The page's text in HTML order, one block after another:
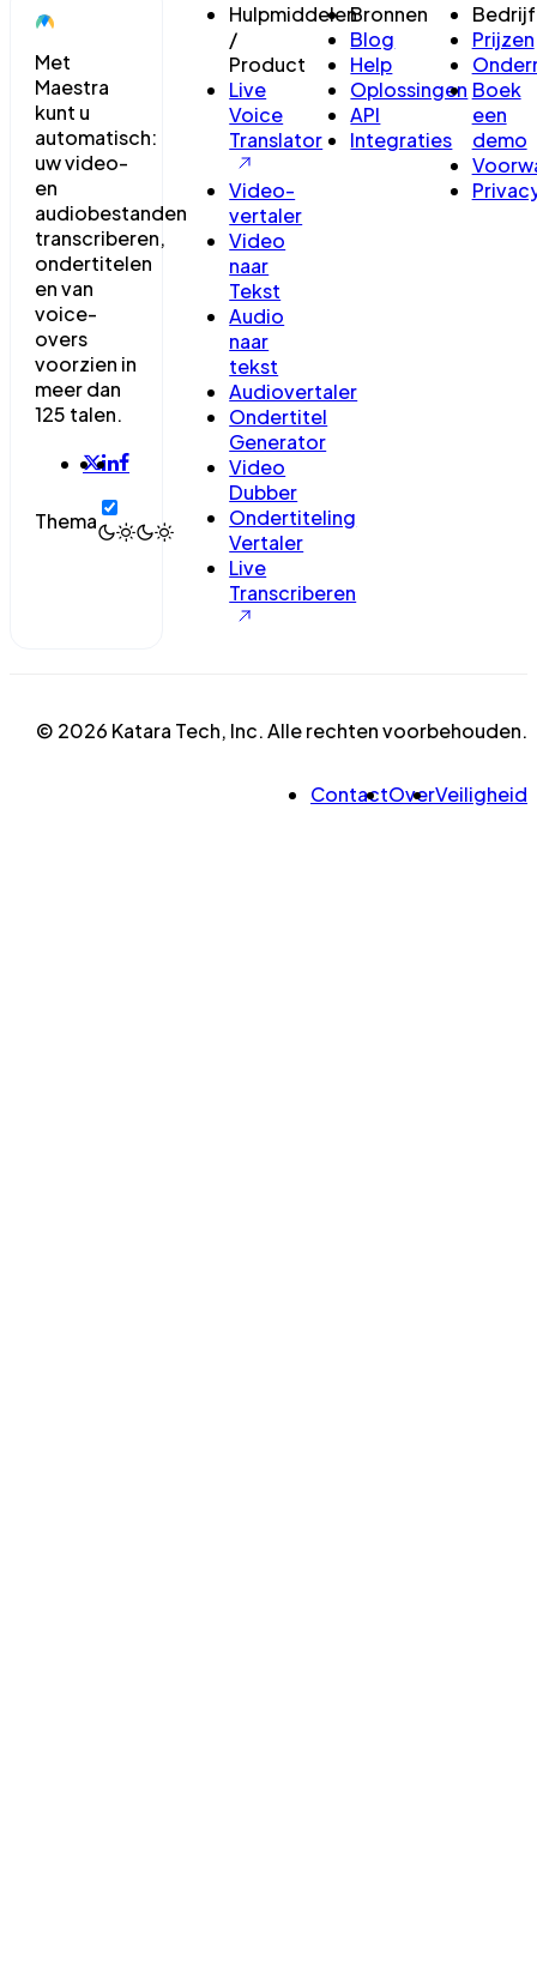
Met
Maestra
kunt u
automatisch:
uw video-
en
audiobestanden
transcriberen,
ondertitelen
en van
voice-
overs
voorzien in
meer dan
125 talen.
Thema
Hulpmiddelen
/
Product
Live
Voice
Translator
Video-
vertaler
Video
naar
Tekst
Audio
naar
tekst
Audiovertaler
Ondertitel
Generator
Video
Dubber
Ondertiteling
Vertaler
Live
Transcriberen
Bronnen
Blog
Help
Oplossingen
API
Integraties
Bedrijf
Prijzen
Boek
een
demo
© 2026 Katara Tech, Inc. Alle rechten voorbehouden.
ContactOverVeiligheid